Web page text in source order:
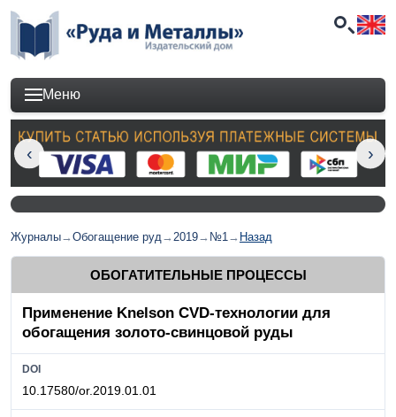
Меню
Журналы→Обогащение руд→2019→ №1→ Назад
ОБОГАТИТЕЛЬНЫЕ ПРОЦЕССЫ
Применение Knelson CVD-технологии для
обогащения золото-свинцовой руды
DOI
10.17580/or.2019.01.01